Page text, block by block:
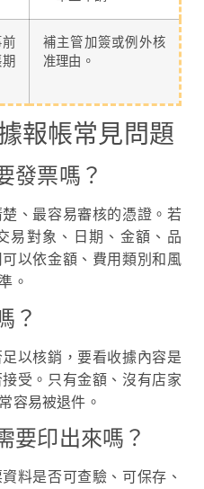
補主管加簽或例外核
准理由。
報帳常見問題
發票嗎？
、最容易審核的憑證。若
易對象、日期、金額、品
以依金額、費用類別和風
。
？
以核銷，要看收據內容是
受。只有金額、沒有店家
容易被退件。
要印出來嗎？
料是否可查驗、可保存、